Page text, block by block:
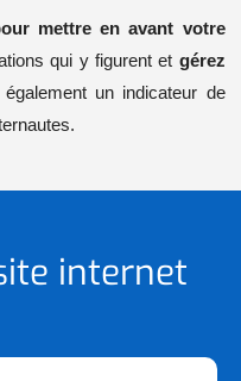
mettre en avant votre
qui y figurent et gérez
un indicateur de
internet